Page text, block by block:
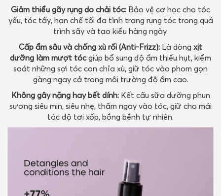
Giảm thiểu gãy rụng do chải tóc: Bảo vệ cơ học cho tóc
yếu, tóc tẩy, hạn chế tối đa tình trạng rụng tóc trong quá
trình sấy và tạo kiểu hàng ngày.
Cấp ẩm sâu và chống xù rối (Anti-Frizz): Là dòng xịt
dưỡng làm mượt tócgiúp bổ sung độ ẩm thiếu hụt, kiểm
soát những sợi tóc con chỉa xù, giữ tóc vào phom gọn
gàng ngay cả trong môi trường độ ẩm cao.
Không gây nặng hay bết dính:Kết cấu sữa dưỡng phun
sương siêu mịn, siêu nhẹ, thấm ngay vào tóc, giữ cho mái
tóc độ tơi xốp, bồng bềnh tự nhiên.